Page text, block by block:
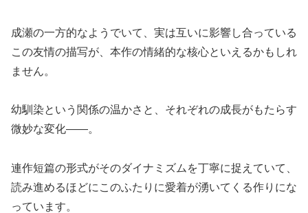
成瀬の一方的なようでいて、実は互いに影響し合っている
この友情の描写が、本作の情緒的な核心といえるかもしれ
ません。
幼馴染という関係の温かさと、それぞれの成長がもたらす
微妙な変化——。
連作短篇の形式がそのダイナミズムを丁寧に捉えていて、
読み進めるほどにこのふたりに愛着が湧いてくる作りにな
っています。